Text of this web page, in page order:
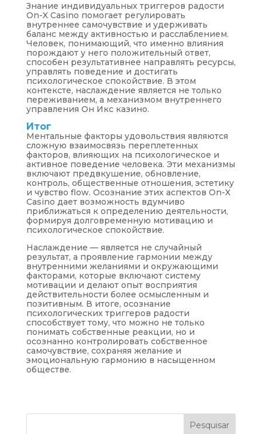
Знание индивидуальных триггеров радости
On-X Casino помогает регулировать
внутреннее самочувствие и удерживать
баланс между активностью и расслаблением.
Человек, понимающий, что именно влияния
порождают у него положительный ответ,
способен результативнее направлять ресурсы,
управлять поведение и достигать
психологическое спокойствие. В этом
контексте, наслаждение является не только
переживанием, а механизмом внутреннего
управления Он Икс казино.
Итог
Ментальные факторы удовольствия являются
сложную взаимосвязь переплетенных
факторов, влияющих на психологическое и
активное поведение человека. Эти механизмы
включают предвкушение, обновление,
контроль, общественные отношения, эстетику
и чувство flow. Осознание этих аспектов On-X
Casino дает возможность вдумчиво
приближаться к определению деятельности,
формируя долговременную мотивацию и
психологическое спокойствие.
Наслаждение — является не случайный
результат, а проявление гармонии между
внутренними желаниями и окружающими
факторами, которые включают систему
мотивации и делают опыт восприятия
действительности более осмысленным и
позитивным. В итоге, осознание
психологических триггеров радости
способствует тому, что можно не только
понимать собственные реакции, но и
осознанно контролировать собственное
самочувствие, сохраняя желание и
эмоциональную гармонию в насыщенном
обществе.